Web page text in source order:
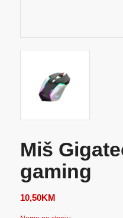
Miš
gaming
10,50KM